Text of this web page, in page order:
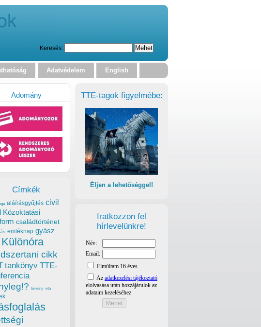
Keresés:
Adatvédelem English
TTE-tagok figyelmébe:
Éljen a lehetőséggel!
Iratkozzon fel
hírlevelünkre!
Adomány
Címkék
aláírásgyűjtés civil
Közoktatási
családtörténet
emléknap gyász
Különóra
cikk
tankönyv TTE-
törvény vita